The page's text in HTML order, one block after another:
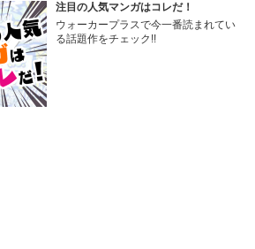
注目の人気マンガはコレだ！
ウォーカープラスで今一番読まれてい
る話題作をチェック!!